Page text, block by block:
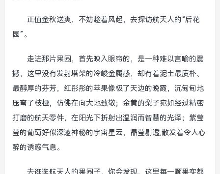
正值金秋送爽，不妨趁着风起，去探访航天人的“后花
园”。
走进那片果园，首先映入眼帘的，是一种难以言喻的震
撼，这里没有发射塔架的冷峻金属感，却有着泥土最质朴、
最醇厚的芬芳，红彤彤的苹果像极了天边的晚霞，沉甸甸地
压弯了枝桠，仿佛在向大地致敬；金黄的梨子宛如经过精密
打磨的航天零件，在阳光下折射出温润而智慧的光泽；紫莹
莹的葡萄好似深邃神秘的宇宙星云，晶莹剔透,散发着令人心
醉的诱惑气息。
去逛逛航天人的果园子，你会发现，这里每一颗果实都